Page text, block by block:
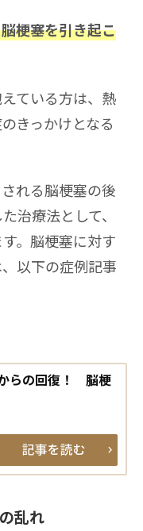
梗塞を引き起こ
ている方は、熱
きっかけとなる
れる脳梗塞の後
治療法として、
。脳梗塞に対す
以下の症例記事
らの回復！ 脳梗
乱れ